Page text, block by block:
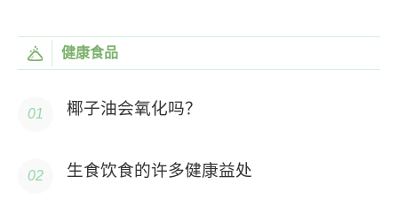
健康食品
椰子油会氧化吗？
生食饮食的许多健康益处